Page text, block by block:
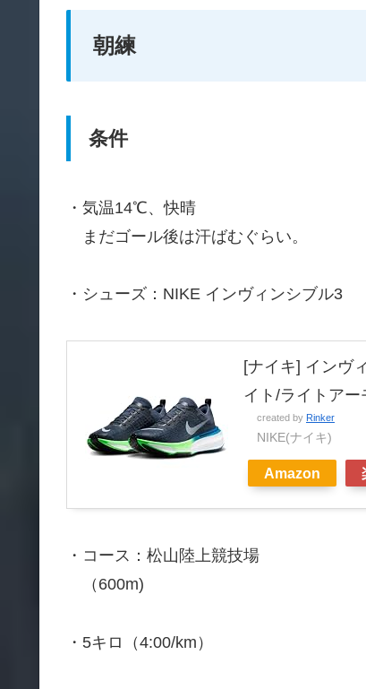
朝練
条件
・気温14℃、快晴
まだゴール後は汗ばむぐらい。
・シューズ：NIKE インヴィンシブル3
[ナイキ] インヴ
イト/ライトア
created by Rinker
NIKE(ナイキ)
Amazon
・コース：松山陸上競技場
（600m)
・5キロ（4:00/km）